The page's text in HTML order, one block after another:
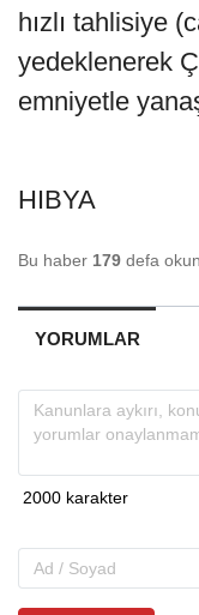
hızlı tahlisiye
yedeklenerek
emniyetle
HIBYA
Bu haber 179 defa
YORUMLAR